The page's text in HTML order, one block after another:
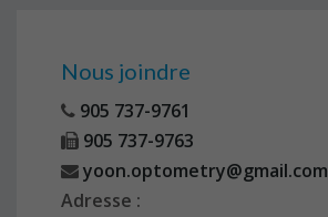
Nous joindre
905 737-9761
905 737-9763
yoon.optometry@gmail.com
Adresse :